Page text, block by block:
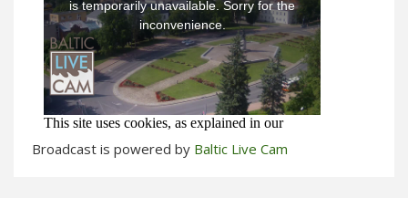
Broadcast is powered by Baltic Live Cam